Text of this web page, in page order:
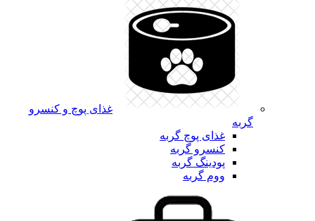
غذای پوچ و کنسرو
گربه
غذای پوچ گربه
کنسرو گربه
پودینگ گربه
ووم گربه